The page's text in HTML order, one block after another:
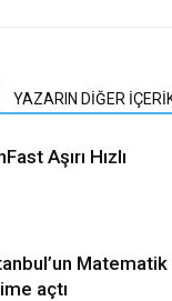
YAZARIN DİĞER
Aşırı Hızlı
Matematik
açtı